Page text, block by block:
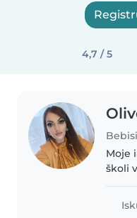
4,7 / 5
Moje
školi